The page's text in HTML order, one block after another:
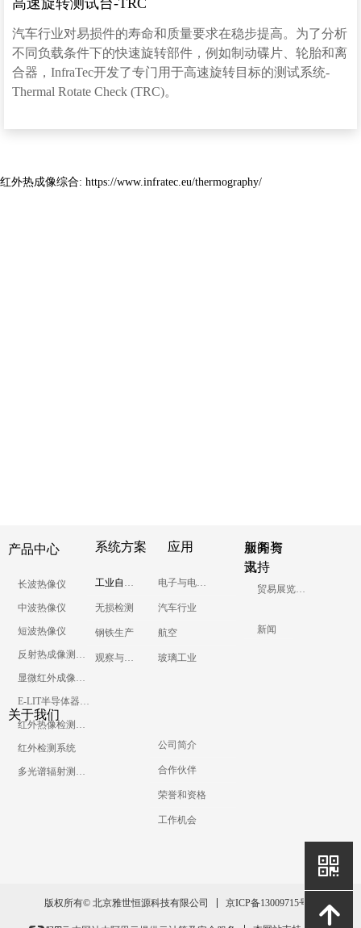
高速旋转测试台-TRC
汽车行业对易损件的寿命和质量要求在稳步提高。为了分析
不同负载条件下的快速旋转部件，例如制动碟片、轮胎和离
合器，InfraTec开发了专门用于高速旋转目标的测试系统-
Thermal Rotate Check (TRC)。
红外热成像综合: https://www.infratec.eu/thermography/
产品中心
长波热像仪
中波热像仪
短波热像仪
反射热成像测温系统
显微红外成像测温系统
E-LIT半导体器件缺陷检测锁相热成像系统
红外热像检测系统
红外检测系统
多光谱辐射测温仪
系统方案
工业自动化
无损检测
钢铁生产
观察与调查
应用
电子与电气工程
汽车行业
航空
玻璃工业
服务与
支持
热学术语
新闻资
讯
贸易展览和会议
新闻
公司简介
合作伙伴
荣誉和资格
工作机会
关于我们
版权所有© 北京雅世恒源科技有限公司 京ICP备13009715号-1
낃
녕